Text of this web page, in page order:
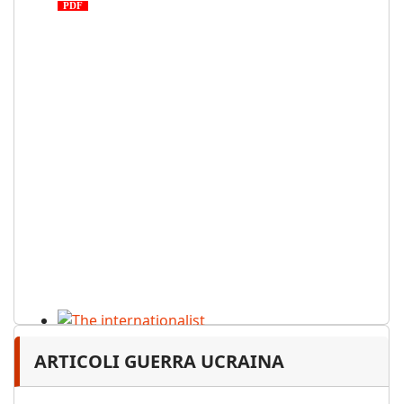
PDF
PDF n.12, 2026
ARTICOLI GUERRA UCRAINA